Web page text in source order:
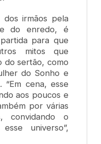
dos irmãos pela
do enredo, é
para que
mitos que
do sertão, como
do Sonho e
“Em cena, esse
aos poucos e
por várias
convidando o
universo”,